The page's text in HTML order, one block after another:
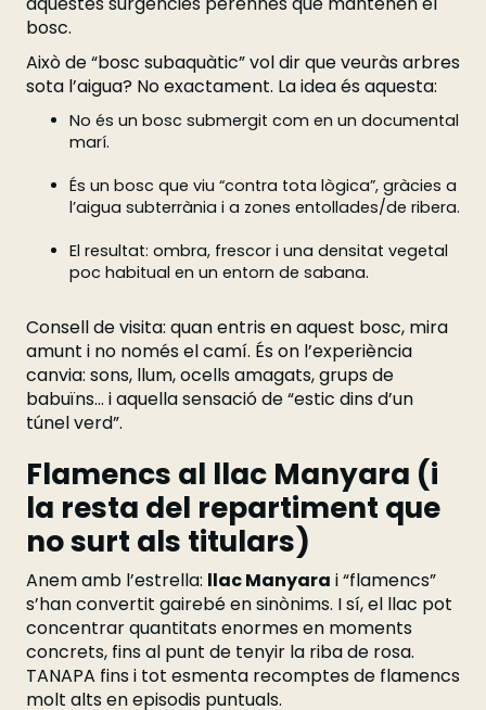
bosc.
Això de “bosc subaquàtic” vol dir que veuràs arbres
sota l’aigua? No exactament. La idea és aquesta:
No és un bosc submergit com en un documental
marí.
És un bosc que viu “contra tota lògica”, gràcies a
l’aigua subterrània i a zones entollades/de ribera.
El resultat: ombra, frescor i una densitat vegetal
poc habitual en un entorn de sabana.
Consell de visita: quan entris en aquest bosc, mira
amunt i no només el camí. És on l’experiència
canvia: sons, llum, ocells amagats, grups de
babuïns… i aquella sensació de “estic dins d’un
túnel verd”.
Flamencs al llac Manyara (i
la resta del repartiment que
no surt als titulars)
Anem amb l’estrella: llac Manyara i “flamencs”
s’han convertit gairebé en sinònims. I sí, el llac pot
concentrar quantitats enormes en moments
concrets, fins al punt de tenyir la riba de rosa.
TANAPA fins i tot esmenta recomptes de flamencs
molt alts en episodis puntuals.